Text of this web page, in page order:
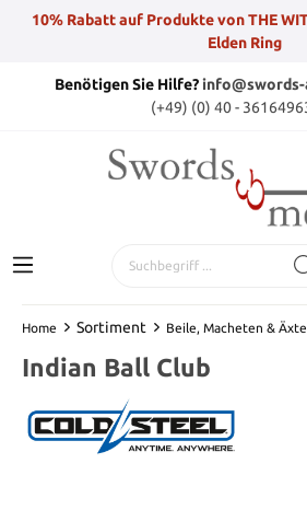
10% Rabatt auf Produkte von THE
Elden Ring
Benötigen Sie Hilfe?
(+49) (0) 40 -
Home Sortiment Beile, Macheten & Äxte
Indian Ball Club